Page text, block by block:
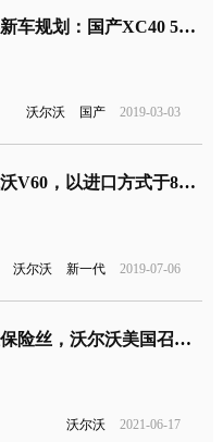
沃尔沃2019年新车规划：国产XC40 5月上市，全新S60被延至明年初
沃尔沃 国产 2019-03-03
全新一代沃尔沃V60，以进口方式于8月在国内上市
沃尔沃 新一代 2019-07-06
因一根燃油泵保险丝，沃尔沃美国召回几乎全部车型
沃尔沃 2021-06-17